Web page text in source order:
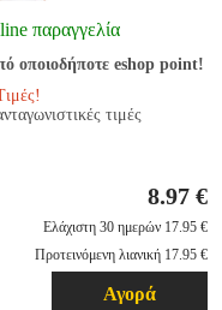
παραγγελία
οποιοδήποτε eshop point!
τιμές
8.97 €
Ελάχιστη 30 ημερών 17.95 €
Προτεινόμενη λιανική 17.95 €
Αγορά